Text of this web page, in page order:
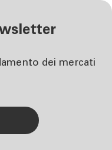
dei mercati